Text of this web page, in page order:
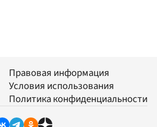
Правовая информация
Условия использования
Политика конфиденциальности